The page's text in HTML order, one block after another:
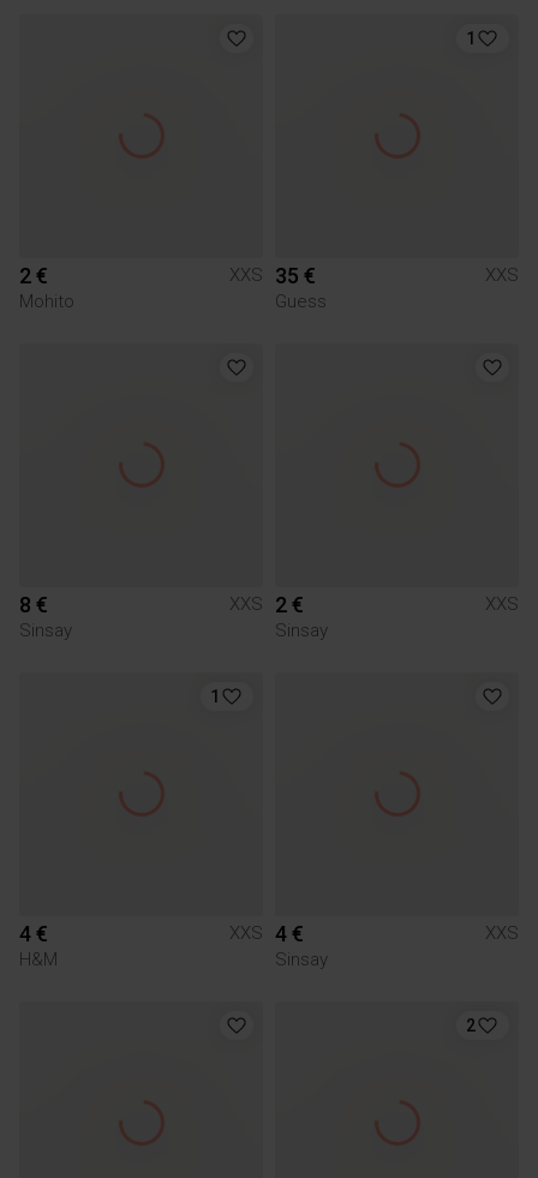
2 €
XXS
Mohito
1
35 €
XXS
Guess
8 €
XXS
Sinsay
2 €
XXS
Sinsay
1
4 €
XXS
H&M
4 €
XXS
Sinsay
2